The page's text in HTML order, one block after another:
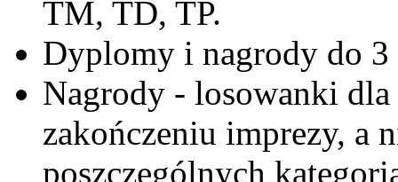
TM, TD, TP.
Dyplomy i nagrody do 3
Nagrody - losowanki
zakończeniu imprezy, a
poszczególnych